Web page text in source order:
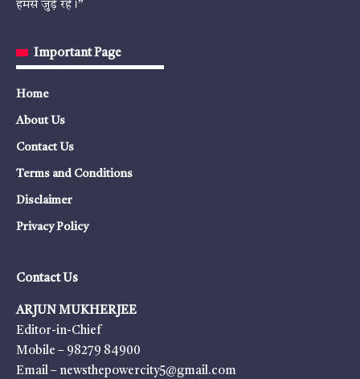
हमसे जुड़े रहें।”
Important Page
Home
About Us
Contact Us
Terms and Conditions
Disclaimer
Privacy Policy
Contact Us
ARJUN MUKHERJEE
Editor-in-Chief
Mobile – 98279 84900
Email – newsthepowercity5@gmail.com